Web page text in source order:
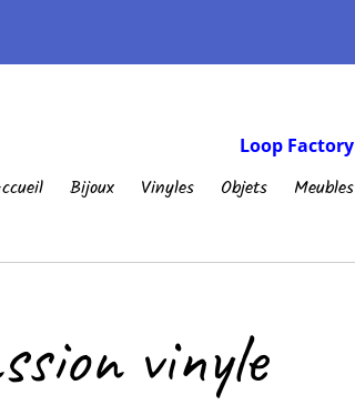
Loop Factory
Bijoux Vinyles Objets Meubles
vinyle